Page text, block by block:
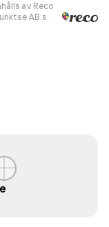
av Reco
AB:s